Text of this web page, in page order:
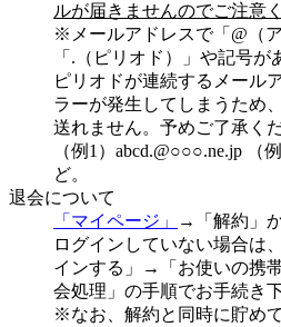
ルが届きませんのでご注意
※メールアドレスで「@（
「.（ピリオド）」や記号
ピリオドが連続するメール
ラーが発生してしまうため
送れません。予めご了承くだ
（例1）abcd.@○○○.ne.jp （
ど。
退会について
「マイページ」
→「解約」
ログインしていない場合は
インする」→「お使いの携
会処理」の手順でお手続き下
※なお、解約と同時に貯め